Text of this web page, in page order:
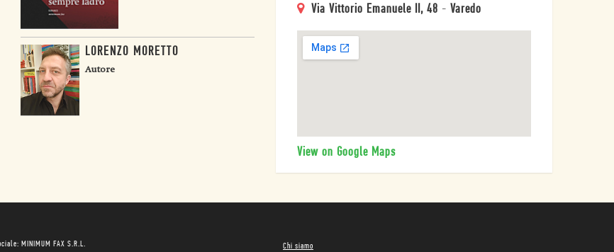
LORENZO MORETTO
Autore
Via Vittorio Emanuele II, 48 - Varedo
View on Google Maps
MINIMUM FAX S.R.L.
Chi siamo